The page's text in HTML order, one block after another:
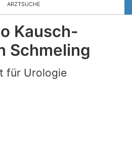
ARZTSUCHE
Kausch-
Schmeling
für Urologie